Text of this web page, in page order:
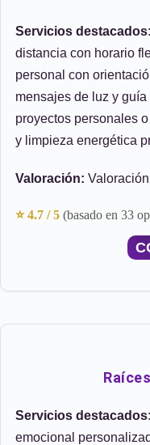
Servicios destacados:
distancia con horario
personal con
mensajes de luz y
proyectos personales
y limpieza energética
Valoración:
⭐ 4.7 / 5 (basado en 33
Servicios destacados:
emocional